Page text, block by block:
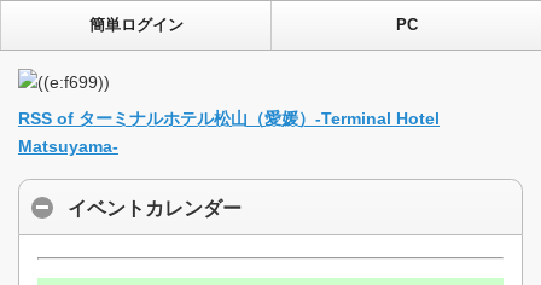
簡単ログイン PC
RSS of ターミナルホテル松山（愛媛）-Terminal Hotel
Matsuyama-
イベントカレンダー